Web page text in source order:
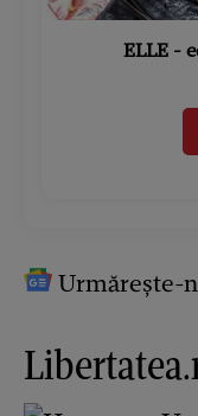
ELLE -
Urmărește-